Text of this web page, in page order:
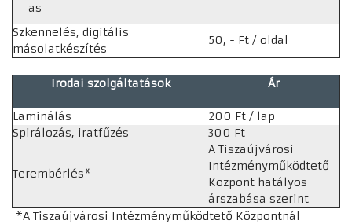
as
Szkennelés, digitális
másolatkészítés
50, - Ft / oldal
Irodai szolgáltatások Ár
Laminálás
200 Ft / lap
Spirálozás, iratfűzés
300 Ft
Terembérlés*
A Tiszaújvárosi
Intézményműködtető
Központ hatályos
árszabása szerint
*A Tiszaújvárosi Intézményműködtető Központnál